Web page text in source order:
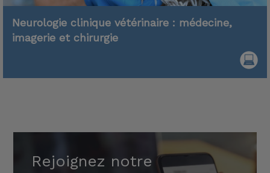
Neurologie clinique vétérinaire : médecine,
imagerie et chirurgie
Rejoignez notre